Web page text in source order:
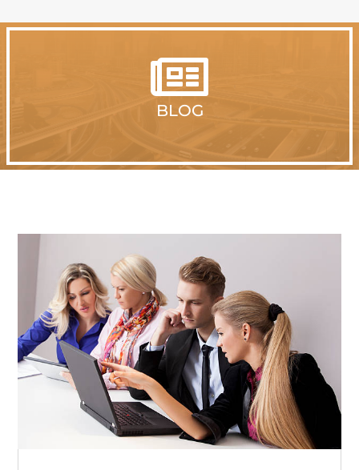

BLOG